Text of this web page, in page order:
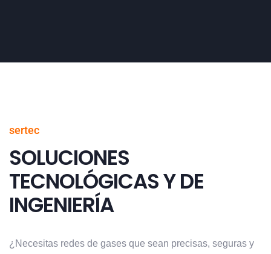
sertec
SOLUCIONES
TECNOLÓGICAS Y DE
INGENIERÍA
¿Necesitas redes de gases que sean precisas, seguras y